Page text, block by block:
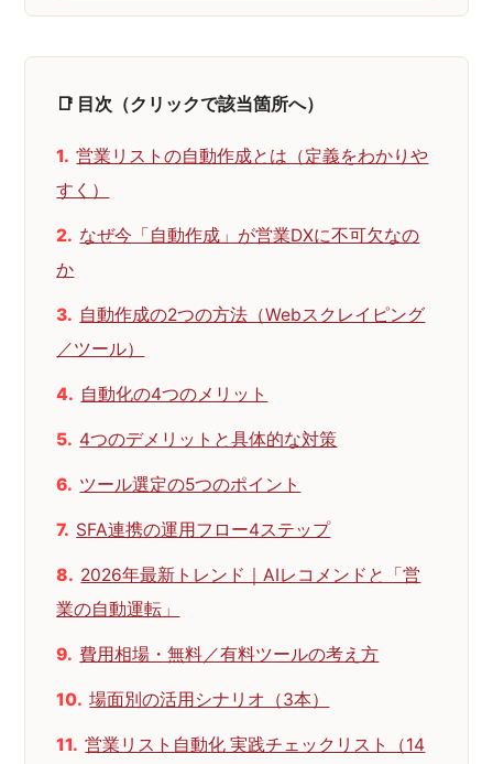
📑 目次（クリックで該当箇所へ）
営業リストの自動作成とは（定義をわかりや
すく）
なぜ今「自動作成」が営業DXに不可欠なの
か
自動作成の2つの方法（Webスクレイピング
／ツール）
自動化の4つのメリット
4つのデメリットと具体的な対策
ツール選定の5つのポイント
SFA連携の運用フロー4ステップ
2026年最新トレンド｜AIレコメンドと「営
業の自動運転」
費用相場・無料／有料ツールの考え方
場面別の活用シナリオ（3本）
営業リスト自動化 実践チェックリスト（14